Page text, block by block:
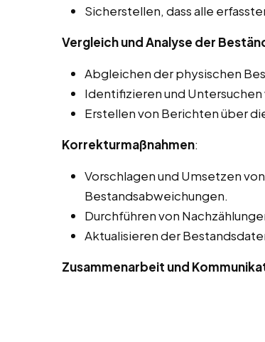
Sicherstellen, dass alle
Vergleich und Analyse der
Abgleichen der physischen
Identifizieren und
Erstellen von Berichten über
Korrekturmaßnahmen:
Vorschlagen und Umsetzen
Bestandsabweichungen.
Durchführen von
Aktualisieren der
Zusammenarbeit und